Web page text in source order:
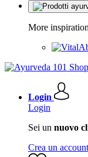
More inspiration
Login
Login
Sei un nuovo
Crea un account